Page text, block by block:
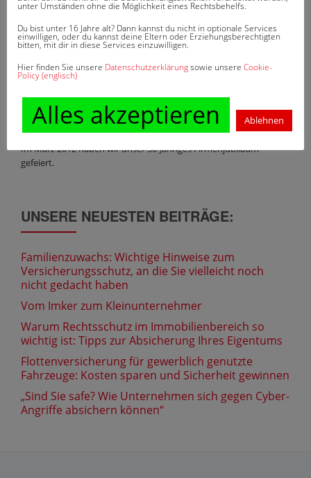
INTERESSIEREN
Keine ähnlichen Artikel gefunden.
WUSSTEN SIE SCHON?
Im März 2012 haben wir unser 30-Jähriges Firmenjubiläum
gefeiert.
UNSERE NEUESTEN BEITRÄGE:
Familienzuwachs: Wichtige Hinweise zum
Versicherungsschutz, an die Sie vielleicht noch
nicht gedacht haben
Vom Imker zum Kleinunternehmer
Warum Rechtsschutz im Immobilienbereich so
wichtig ist: Tipps zur Absicherung Ihres Eigentums
Flottenversicherung für gewerblich genutzte
Fahrzeuge: Kosten sparen und Sicherheit gewinnen
„Sind Sie safe? Wie Unternehmen sich gegen Cyber-
Angriffe absichern können“
unter Umständen ohne die Möglichkeit eines Rechtsbehelfs.
Du bist unter 16 Jahre alt? Dann kannst du nicht in optionale Services
einwilligen, oder du kannst deine Eltern oder Erziehungsberechtigten
bitten, mit dir in diese Services einzuwilligen.
Hier finden Sie unsere Datenschutzerklärungsowie unsere Cookie-
Policy (englisch)
Alles akzeptieren Ablehnen